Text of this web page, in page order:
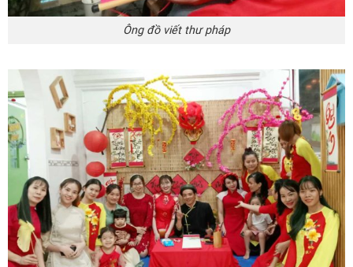
Ông đồ viết thư pháp